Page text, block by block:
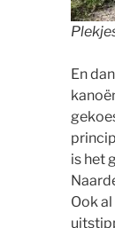
En
is het
Ook